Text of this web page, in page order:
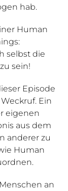
hab.
Human
selbst die
sein!
Episode
Ein
eigenen
aus dem
anderer zu
Human
an